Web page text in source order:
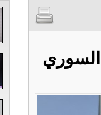
السوري